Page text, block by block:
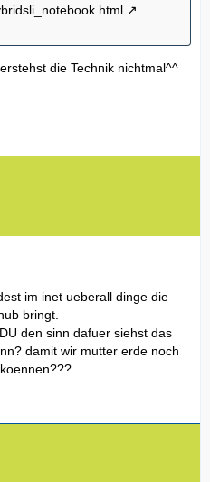
die Technik nichtmal^^
im inet ueberall dinge die
bringt.
den sinn dafuer siehst das
damit wir mutter erde noch